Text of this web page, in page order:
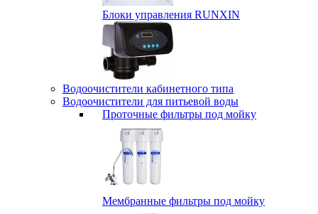
Блоки управления RUNXIN
Водоочистители кабинетного типа
Водоочистители для питьевой воды
Проточные фильтры под мойку
Мембранные фильтры под мойку